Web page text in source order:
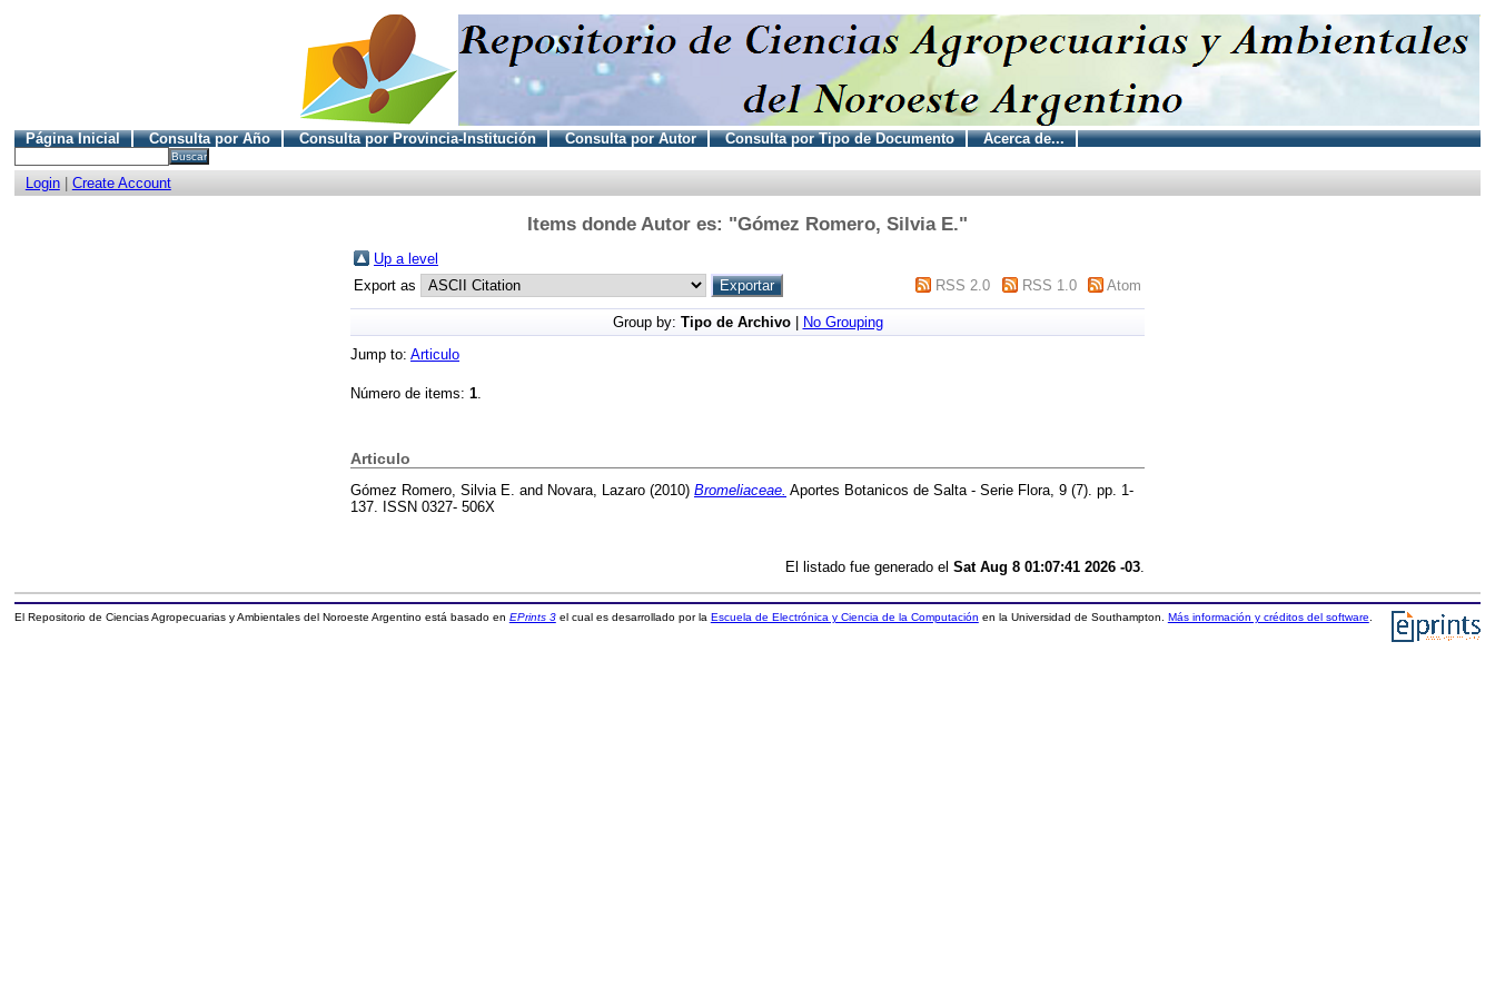
Página Inicial Consulta por Año Consulta por Provincia-Institución Consulta por Autor Consulta por Tipo de Documento Acerca de...
Login| Create Account
Items donde Autor es: "Gómez Romero, Silvia E."
Up a level
Export as
RSS 2.0 RSS 1.0 Atom
Group by: Tipo de Archivo|
No Grouping
Jump to: Articulo
Número de items: 1.
Articulo
Gómez Romero, Silvia E. and Novara, Lazaro (2010) Bromeliaceae. Aportes Botanicos de Salta - Serie Flora, 9 (7). pp. 1-
137. ISSN 0327- 506X
El listado fue generado el Sat Aug 8 01:07:41 2026 -03
El Repositorio de Ciencias Agropecuarias y Ambientales del Noroeste Argentino está basado en EPrints 3el cual es desarrollado por la Escuela de Electrónica y Ciencia de la Computación en la Universidad de Southampton. Más información y créditos del software